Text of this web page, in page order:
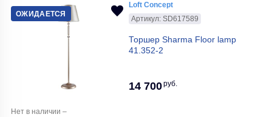
ОЖИДАЕТСЯ
Loft Concept
Артикул: SD617589
Торшер Sharma Floor lamp
41.352-2
14 700руб.
Нет в наличии –